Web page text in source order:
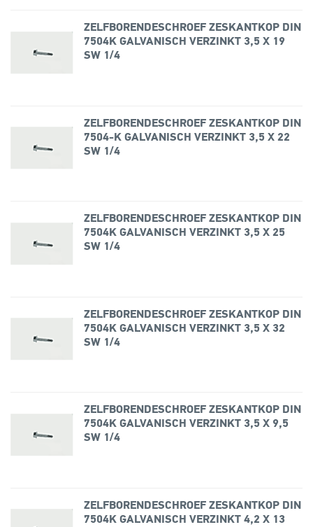
ZELFBORENDESCHROEF ZESKANTKOP DIN
7504K GALVANISCH VERZINKT 3,5 X 19
SW 1/4
ZELFBORENDESCHROEF ZESKANTKOP DIN
7504-K GALVANISCH VERZINKT 3,5 X 22
SW 1/4
ZELFBORENDESCHROEF ZESKANTKOP DIN
7504K GALVANISCH VERZINKT 3,5 X 25
SW 1/4
ZELFBORENDESCHROEF ZESKANTKOP DIN
7504K GALVANISCH VERZINKT 3,5 X 32
SW 1/4
ZELFBORENDESCHROEF ZESKANTKOP DIN
7504K GALVANISCH VERZINKT 3,5 X 9,5
SW 1/4
ZELFBORENDESCHROEF ZESKANTKOP DIN
7504K GALVANISCH VERZINKT 4,2 X 13